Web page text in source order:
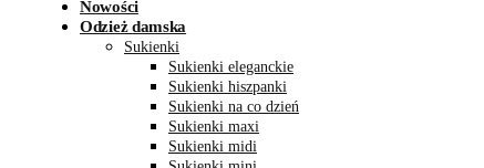
Nowości
Odzież damska
Sukienki
Sukienki eleganckie
Sukienki hiszpanki
Sukienki na co dzień
Sukienki maxi
Sukienki midi